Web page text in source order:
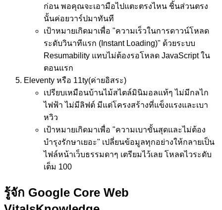
ก่อน พอคุณจะเอามือไปแตะตรงไหน ชิ้นส่วนตรง
นั้นค่อยวาร์ปมาทันที
เป้าหมายเกิดมาเพื่อ "ความเร็วในการดาวน์โหลด
ระดับวินาทีแรก (Instant Loading)" ด้วยระบบ
Resumability แทบไม่ต้องรอโหลด JavaScript ใน
ตอนแรก
Eleventy หรือ 11ty(ค่ายอิสระ)
เปรียบเหมือนบ้านไม้สไตล์มินิมอลแท้ๆ ไม่มีกลไก
ไฟฟ้า ไม่มีลิฟต์ มีแต่โครงสร้างที่แข็งแรงและเบา
หวิว
เป้าหมายเกิดมาเพื่อ "ความเบาขั้นสุดและไม่ต้อง
บำรุงรักษาเยอะ" เปลี่ยนข้อมูลทุกอย่างให้กลายเป็น
ไฟล์หน้าเว็บธรรมดาๆ เตรียมไว้เลย โหลดไวระดับ
เต็ม 100
รู้จัก Google Core Web